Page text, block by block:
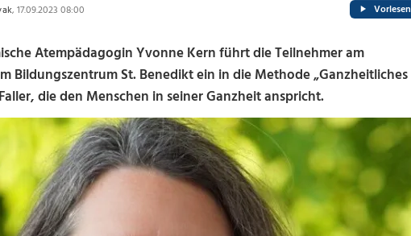
, 17.09.2023 08:00 Vorlesen
Atempädagogin Yvonne Kern führt die Teilnehmer am
Bildungszentrum St. Benedikt ein in die Methode „Ganzheitliches
die den Menschen in seiner Ganzheit anspricht.